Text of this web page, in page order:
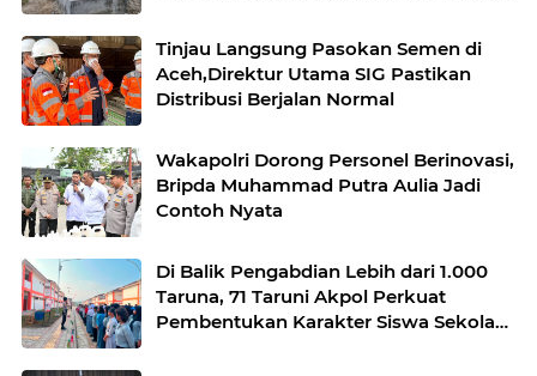
Tinjau Langsung Pasokan Semen di
Aceh,Direktur Utama SIG Pastikan
Distribusi Berjalan Normal
Wakapolri Dorong Personel Berinovasi,
Bripda Muhammad Putra Aulia Jadi
Contoh Nyata
Di Balik Pengabdian Lebih dari 1.000
Taruna, 71 Taruni Akpol Perkuat
Pembentukan Karakter Siswa Sekolah